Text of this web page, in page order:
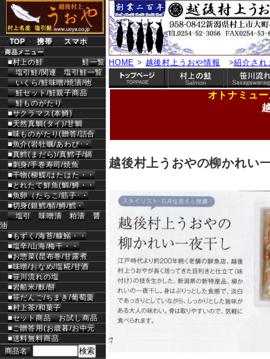
HOME > 越後村上うおや情報 >紹介され
オトナミュ
越後村上うおやの柳かれい
TOP >>携帯 >>スマホ
商品メニュー
■村上の鮭
鮭一覧
塩引鮭/関連
塩引鮭一覧
いくら/鮭味噌/焼漬/他
鮭セット/鮭親子商品
鮭ものがたり
■サクラマス(本鱒)
■天然真鯛(タイ)/甘鯛
■味ものがたり(贈答/詰合
■魚介(岩牡蠣/あわび･・
■真鱈(まだら)/真鱈子/鍋
■刺身/手巻寿司/焼魚
■干物(柳鰈/はたはた・・
■とれたて鮮魚(鯛/鱒・・
■魚卵（たらこ/筋子･・
■切身(銀鱈/鯖/鱒/鱈・
塩引
味噌漬 粕漬
醤
油
■もずく/海苔/糠鰯・・
■塩辛/山海/梅干・・
■お惣菜(昆布巻/甘露煮
■味噌/おなめ/塩糀/甘酒
■笹川流れの塩
■岩船米/麩/餅
■笹だんご/ちまき/葡萄羹
■村上茶/和菓子
■セット商品お試し商品
■ご贈答用(お歳暮/お中元
■送料無料商品
商品名